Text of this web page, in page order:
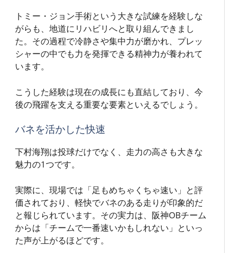
トミー・ジョン手術という大きな試練を経験しな
がらも、地道にリハビリへと取り組んできまし
た。その過程で冷静さや集中力が磨かれ、プレッ
シャーの中でも力を発揮できる精神力が養われて
います。
こうした経験は現在の成長にも直結しており、今
後の飛躍を支える重要な要素といえるでしょう。
バネを活かした快速
下村海翔は投球だけでなく、走力の高さも大きな
魅力の1つです。
実際に、現場では「足もめちゃくちゃ速い」と評
価されており、軽快でバネのある走りが印象的だ
と報じられています。その実力は、阪神OBチーム
からは「チームで一番速いかもしれない」といっ
た声が上がるほどです。